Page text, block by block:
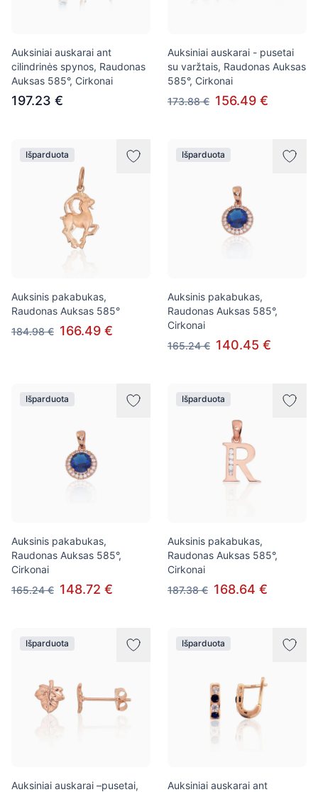
Auksiniai auskarai ant
cilindrinės spynos, Raudonas
Auksas 585°, Cirkonai
197.23 €
Auksiniai auskarai - pusetai
su varžtais, Raudonas Auksas
585°, Cirkonai
173.88 € 156.49 €
Išparduota
Auksinis pakabukas,
Raudonas Auksas 585°
184.98 € 166.49 €
Išparduota
Auksinis pakabukas,
Raudonas Auksas 585°,
Cirkonai
165.24 € 140.45 €
Išparduota
Auksinis pakabukas,
Raudonas Auksas 585°,
Cirkonai
165.24 € 148.72 €
Išparduota
Auksinis pakabukas,
Raudonas Auksas 585°,
Cirkonai
187.38 € 168.64 €
Išparduota
Auksiniai auskarai –pusetai,
Išparduota
Auksiniai auskarai ant